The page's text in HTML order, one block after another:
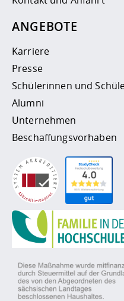
ANGEBOTE
Karriere
Presse
Schülerinnen und
Alumni
Unternehmen
Beschaffungsvorhaben